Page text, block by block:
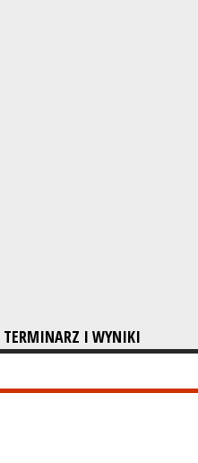
TERMINARZ I WYNIKI